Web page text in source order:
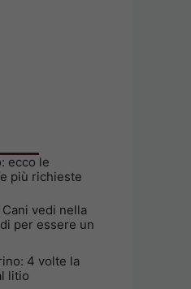
ecco le
più richieste
vedi nella
per essere un
4 volte la
litio